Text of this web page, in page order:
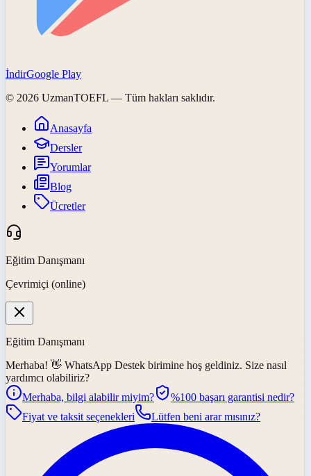
İndirGoogle Play
© 2026 UzmanTOEFL — Tüm hakları saklıdır.
Anasayfa
Dersler
Yorumlar
Blog
Ücretler
Eğitim Danışmanı
Çevrimiçi (online)
Eğitim Danışmanı
Merhaba! 👋 WhatsApp Destek birimine hoş geldiniz. Size nasıl
yardımcı olabiliriz?
Merhaba, bilgi alabilir miyim?
%100 başarı garantisi nedir?
Fiyat ve taksit seçenekleri
Lütfen beni arar mısınız?